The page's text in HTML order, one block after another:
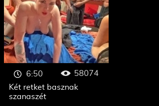
Két retket basznak
szanaszét
6:50 58074